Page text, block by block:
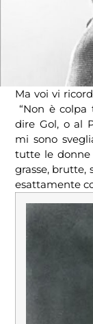
Ma voi vi
“Non è colpa
dire Gol, o al
mi sono
tutte le donne
grasse, brutte,
esattamente